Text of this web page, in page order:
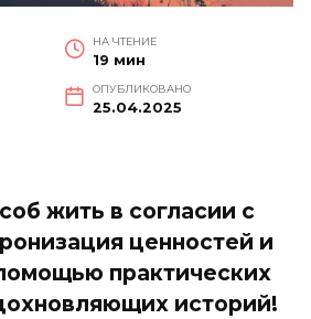
НА ЧТЕНИЕ
19 мин
ОПУБЛИКОВАНО
25.04.2025
жить в согласии с
ценностей и
практических
историй!